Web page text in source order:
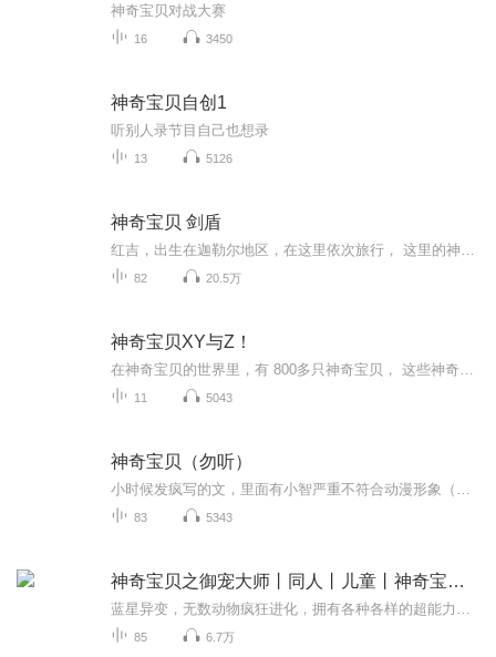
神奇宝贝对战大赛
16 3450
神奇宝贝自创1
听别人录节目自己也想录
13 5126
神奇宝贝 剑盾
82 20.5万
神奇宝贝XY与Z！
11 5043
神奇宝贝（勿听）
83 5343
神奇宝贝之御宠大师丨同人丨儿童丨神奇宝贝丨精灵
85 6.7万